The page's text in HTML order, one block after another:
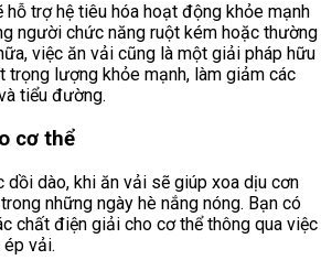
trợ hệ tiêu hóa hoạt động khỏe mạnh
người chức năng ruột kém hoặc thường
việc ăn vải cũng là một giải pháp hữu
trọng lượng khỏe mạnh, làm giảm các
tiểu đường.
cơ thể
dào, khi ăn vải sẽ giúp xoa dịu cơn
những ngày hè nắng nóng. Bạn có
chất điện giải cho cơ thể thông qua việc
vải.